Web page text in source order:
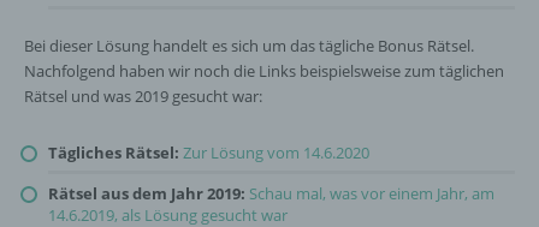
Bei dieser Lösung handelt es sich um das tägliche Bonus Rätsel.
Nachfolgend haben wir noch die Links beispielsweise zum täglichen
Rätsel und was 2019 gesucht war:
Tägliches Rätsel: Zur Lösung vom 14.6.2020
Rätsel aus dem Jahr 2019: Schau mal, was vor einem Jahr, am
14.6.2019, als Lösung gesucht war